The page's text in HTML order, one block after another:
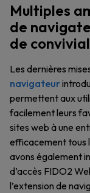
Multiples
de
de
Les dernières
navigateur
permettent aux
facilement leurs
sites web à une
efficacement tous
avons également
d’accès FIDO2
l’extension de